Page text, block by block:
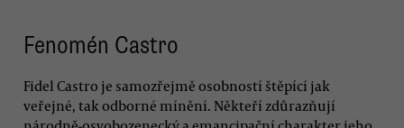
Fenomén Castro
Fidel Castro je samozřejmě osobností štěpící jak
veřejné, tak odborné mínění. Někteří zdůrazňují